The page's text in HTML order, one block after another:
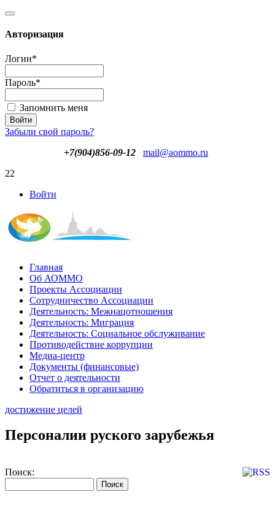
Авторизация
Логин*
Пароль*
Запомнить меня
Забыли свой пароль?
+7(904)856-09-12
mail@aommo.ru
22
Войти
Главная
Об АОММО
Проекты Ассоциации
Сотрудничество Ассоциации
Деятельность: Межнацотношения
Деятельность: Миграция
Деятельность: Социальное обслуживание
Противодействие коррупции
Медиа-центр
Документы (финансовые)
Отчет о деятельности
Обратиться в организацию
достижение целей
Персоналии руского зарубежья
Поиск: